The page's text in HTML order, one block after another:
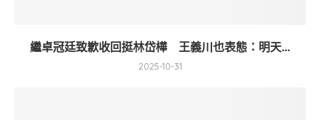
繼卓冠廷致歉收回挺林岱樺 王義川也表態：明天...
2025-10-31